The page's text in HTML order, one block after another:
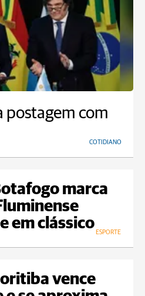
postagem com
COTIDIANO
marca
em clássico
ESPORTE
vence